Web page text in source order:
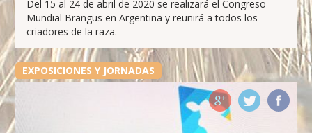
Del 15 al 24 de abril de 2020 se realizará el Congreso
Mundial Brangus en Argentina y reunirá a todos los
criadores de la raza.
EXPOSICIONES Y JORNADAS